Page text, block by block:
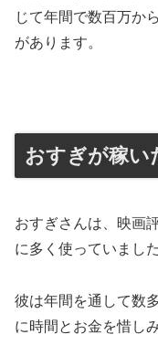
じて年間で数百万か
があります​。
おすぎが稼い
おすぎさんは、映画
に多く使っていました
彼は年間を通して数
に時間とお金を惜し